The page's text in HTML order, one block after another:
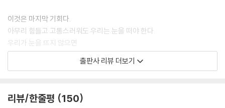
우리는 자신의 실수만을 선별적으로 잊어버리는 망각, 자신을 잘 안다고
생각하는 무지, 그리하여 시간이 흐를수록 나만은 나아진다고 여기는 착각
에서 벗어나야만 한다. 그게 바로 자신의 힘으로 나아지는 길이다. 우리의
망각과 무지와 착각으로 선출한 권력은 자신을 개조할 권한 자체가 없다.
인간은 스스로 나아져야만 하며, 역사는 스스로 나아진 인간들의 슬기와
이것은 마지막 기회다.
아무리 힘들고 고통스러워도 우리는 눈을 떠야 한다.
우리가 눈을 뜨지 않으면
끝내 눈을 감지 못할 아이들이 있기 때문이다. _박민규(소설가)
● 이 책은 232p에 달하므로 11,000원의 정가를 매길 만하지만, 보다 많
출판사 리뷰 더보기
리뷰/한줄평 150